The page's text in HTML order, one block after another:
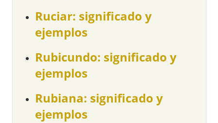
Ruciar: significado y
ejemplos
Rubicundo: significado y
ejemplos
Rubiana: significado y
ejemplos